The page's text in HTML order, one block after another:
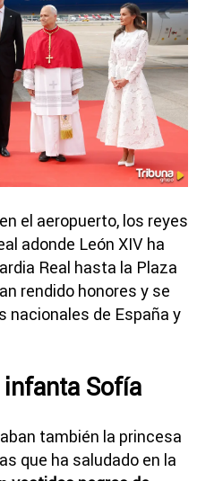
el aeropuerto, los reyes
adonde León XIV ha
Real hasta la Plaza
rendido honores y se
nacionales de España y
infanta Sofía
también la princesa
que ha saludado en la